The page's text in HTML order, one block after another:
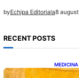
byEchipa Editoriala8
RECENT POSTS
MEDICINA
Cele